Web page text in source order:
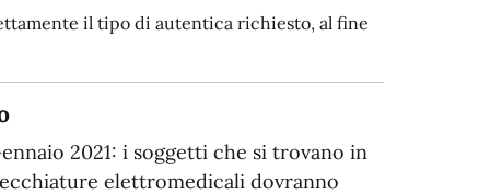
il tipo di autentica richiesto, al fine
2021: i soggetti che si trovano in
elettromedicali dovranno